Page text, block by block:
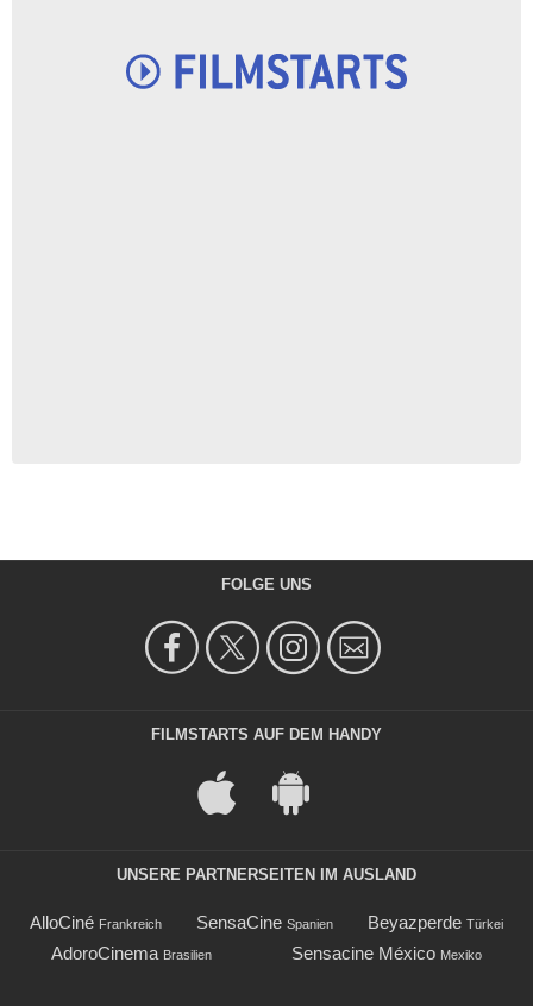
FOLGE UNS
FILMSTARTS AUF DEM HANDY
UNSERE PARTNERSEITEN IM AUSLAND
AlloCiné Frankreich SensaCine Spanien Beyazperde Türkei
AdoroCinema Brasilien Sensacine México Mexiko